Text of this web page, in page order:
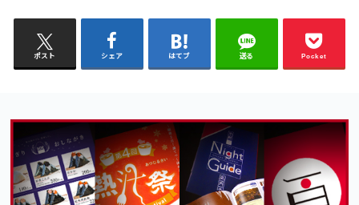
ポスト シェア はてブ 送る Pocket